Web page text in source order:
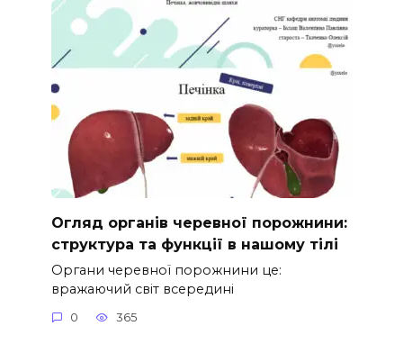
Огляд органів черевної порожнини:
структура та функції в нашому тілі
Органи черевної порожнини це:
вражаючий світ всередині
0 365